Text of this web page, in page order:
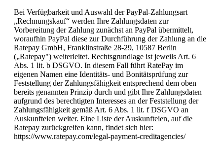
Bei Verfügbarkeit und Auswahl der PayPal-Zahlungsart
„Rechnungskauf“ werden Ihre Zahlungsdaten zur
Vorbereitung der Zahlung zunächst an PayPal übermittelt,
woraufhin PayPal diese zur Durchführung der Zahlung an die
Ratepay GmbH, Franklinstraße 28-29, 10587 Berlin
(„Ratepay") weiterleitet. Rechtsgrundlage ist jeweils Art. 6
Abs. 1 lit. b DSGVO. In diesem Fall führt RatePay im
eigenen Namen eine Identitäts- und Bonitätsprüfung zur
Feststellung der Zahlungsfähigkeit entsprechend dem oben
bereits genannten Prinzip durch und gibt Ihre Zahlungsdaten
aufgrund des berechtigten Interesses an der Feststellung der
Zahlungsfähigkeit gemäß Art. 6 Abs. 1 lit. f DSGVO an
Auskunfteien weiter. Eine Liste der Auskunfteien, auf die
Ratepay zurückgreifen kann, findet sich hier:
https://www.ratepay.com/legal-payment-creditagencies/